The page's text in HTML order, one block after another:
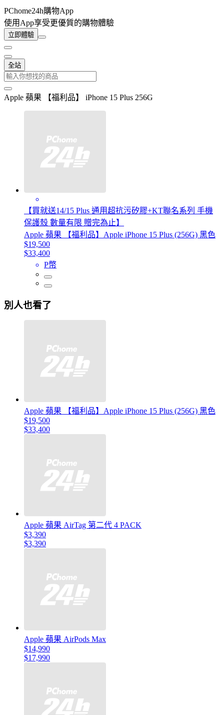
PChome24h購物App
使用App享受更優質的購物體驗
立即體驗
全站
Apple 蘋果 【福利品】 iPhone 15 Plus 256G
【買就送14/15 Plus 通用超抗污矽膠+KT聯名系列 手機
保護殼 數量有限 贈完為止】
Apple 蘋果 【福利品】Apple iPhone 15 Plus (256G) 黑色
$19,500
$33,400
P幣
別人也看了
Apple 蘋果 【福利品】Apple iPhone 15 Plus (256G) 黑色
$19,500
$33,400
Apple 蘋果 AirTag 第二代 4 PACK
$3,390
$3,390
Apple 蘋果 AirPods Max
$14,990
$17,990